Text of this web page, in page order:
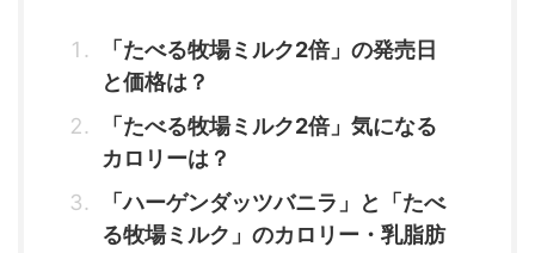
「たべる牧場ミルク2倍」の発売日
と価格は？
「たべる牧場ミルク2倍」気になる
カロリーは？
「ハーゲンダッツバニラ」と「たべ
る牧場ミルク」のカロリー・乳脂肪